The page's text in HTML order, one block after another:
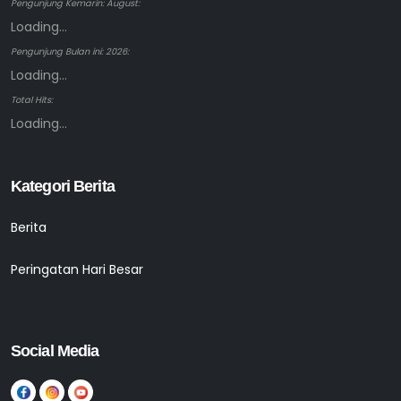
Pengunjung Kemarin: August:
Loading...
Pengunjung Bulan ini: 2026:
Loading...
Total Hits:
Loading...
Kategori Berita
Berita
Peringatan Hari Besar
Social Media